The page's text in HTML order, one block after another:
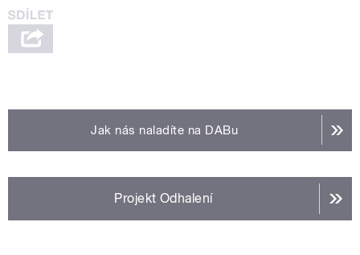
Jak nás naladíte na DABu
Projekt Odhalení